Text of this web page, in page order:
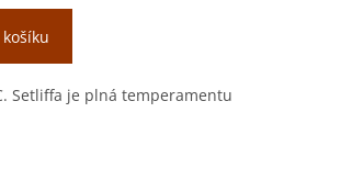
Setliffa je plná temperamentu